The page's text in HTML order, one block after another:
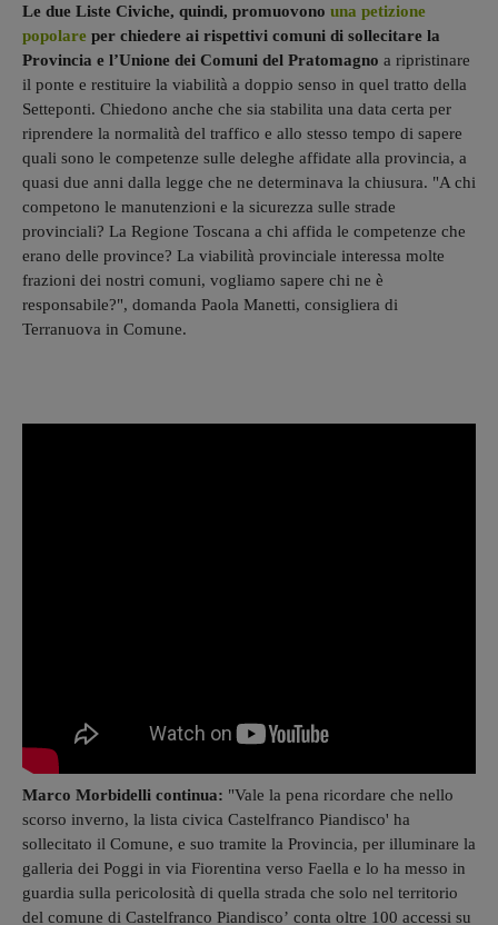
Le due Liste Civiche, quindi, promuovono una petizione
popolare per chiedere ai rispettivi comuni di sollecitare la
Provincia e l’Unione dei Comuni del Pratomagno a ripristinare
il ponte e restituire la viabilità a doppio senso in quel tratto della
Setteponti. Chiedono anche che sia stabilita una data certa per
riprendere la normalità del traffico e allo stesso tempo di sapere
quali sono le competenze sulle deleghe affidate alla provincia, a
quasi due anni dalla legge che ne determinava la chiusura. "A chi
competono le manutenzioni e la sicurezza sulle strade
provinciali? La Regione Toscana a chi affida le competenze che
erano delle province? La viabilità provinciale interessa molte
frazioni dei nostri comuni, vogliamo sapere chi ne è
responsabile?", domanda Paola Manetti, consigliera di
Terranuova in Comune.
Marco Morbidelli continua: "Vale la pena ricordare che nello
scorso inverno, la lista civica Castelfranco Piandisco' ha
sollecitato il Comune, e suo tramite la Provincia, per illuminare la
galleria dei Poggi in via Fiorentina verso Faella e lo ha messo in
guardia sulla pericolosità di quella strada che solo nel territorio
del comune di Castelfranco Piandisco’ conta oltre 100 accessi su